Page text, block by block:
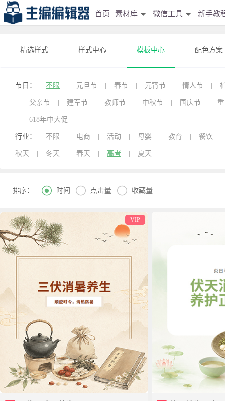
首页 素材库 微信工具 新手教
精选样式 样式中心 模板中心 配色方案
节日： 不限 元旦节 春节 元宵节 情人节
父亲节 建军节 教师节 中秋节 国庆节
618年中大促
行业： 不限 电商 活动 母婴 教育 餐饮
秋天 冬天 春天 高考 夏天
排序：  时间  点击量  收藏量
VIP